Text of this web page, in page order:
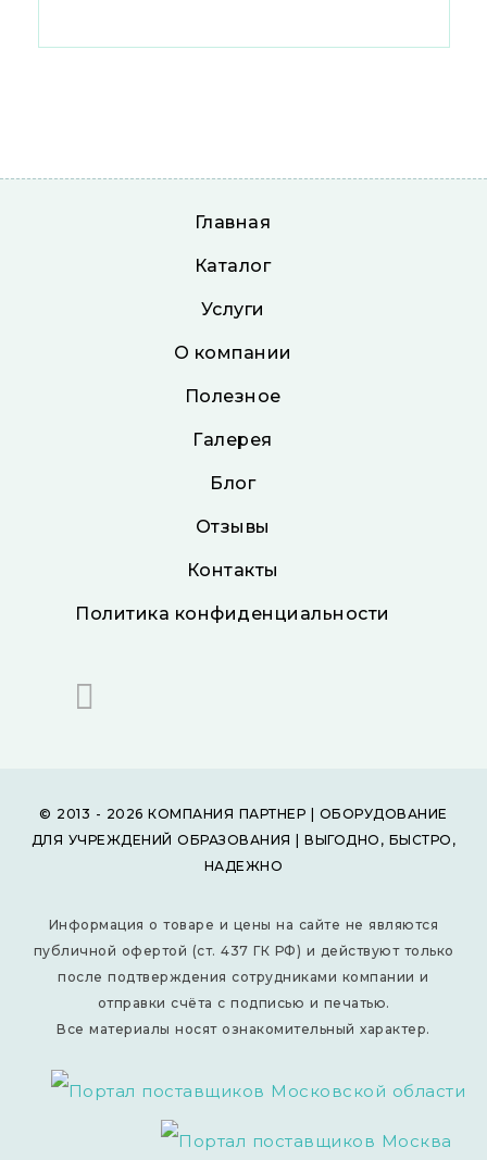
Главная
Каталог
Услуги
О компании
Полезное
Галерея
Блог
Отзывы
Контакты
Политика конфиденциальности
© 2013 - 2026 КОМПАНИЯ ПАРТНЕР | ОБОРУДОВАНИЕ
ДЛЯ УЧРЕЖДЕНИЙ ОБРАЗОВАНИЯ | ВЫГОДНО, БЫСТРО,
НАДЕЖНО
Информация о товаре и цены на сайте не являются
публичной офертой (ст. 437 ГК РФ) и действуют только
после подтверждения сотрудниками компании и
отправки счёта с подписью и печатью.
Все материалы носят ознакомительный характер.